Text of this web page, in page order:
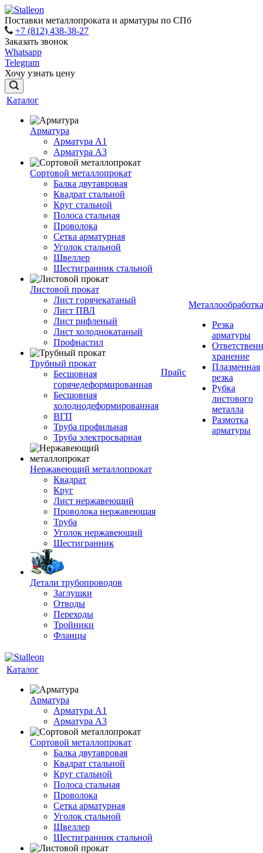
Поставки металлопроката и арматуры по СПб
+7 (812) 438-38-27
Заказать звонок
Whatsapp
Telegram
Хочу узнать цену
Каталог
Арматура
Арматура A1
Арматура А3
Сортовой металлопрокат
Балка двутавровая
Квадрат стальной
Круг стальной
Полоса стальная
Проволока
Сетка арматурная
Уголок стальной
Швеллер
Шестигранник стальной
Листовой прокат
Лист горячекатаный
Лист ПВЛ
Лист рифленый
Лист холоднокатаный
Профнастил
Трубный прокат
Бесшовная
горячедеформированная
Бесшовная
холоднодеформированная
ВГП
Труба профильная
Труба электросварная
Нержавеющий металлопрокат
Квадрат
Круг
Лист нержавеющий
Проволока нержавеющая
Труба
Уголок нержавеющий
Шестигранник
Детали трубопроводов
Заглушки
Отводы
Переходы
Тройники
Фланцы
Прайс
Металлообработка
Резка
арматуры
хранение
Плазменная
резка
Рубка
листового
металла
Размотка
арматуры
Каталог
Арматура
Арматура A1
Арматура А3
Сортовой металлопрокат
Балка двутавровая
Квадрат стальной
Круг стальной
Полоса стальная
Проволока
Сетка арматурная
Уголок стальной
Швеллер
Шестигранник стальной